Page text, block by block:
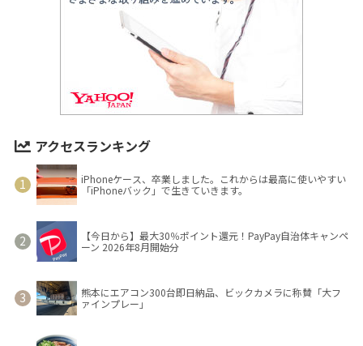
アクセスランキング
iPhoneケース、卒業しました。これからは最高に使いやすい
「iPhoneバック」で生きていきます。
【今日から】最大30％ポイント還元！PayPay自治体キャンペ
ーン 2026年8月開始分
熊本にエアコン300台即日納品、ビックカメラに称賛「大フ
ァインプレー」